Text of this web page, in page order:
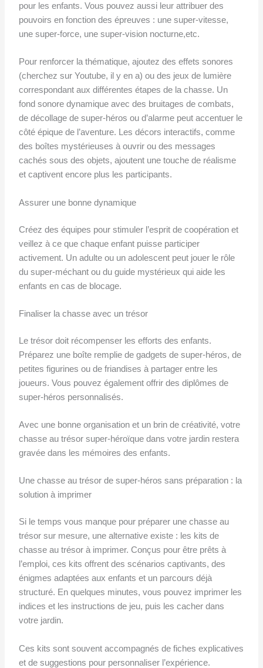
pour les enfants. Vous pouvez aussi leur attribuer des
pouvoirs en fonction des épreuves : une super-vitesse,
une super-force, une super-vision nocturne,etc.
Pour renforcer la thématique, ajoutez des effets sonores
(cherchez sur Youtube, il y en a) ou des jeux de lumière
correspondant aux différentes étapes de la chasse. Un
fond sonore dynamique avec des bruitages de combats,
de décollage de super-héros ou d’alarme peut accentuer le
côté épique de l’aventure. Les décors interactifs, comme
des boîtes mystérieuses à ouvrir ou des messages
cachés sous des objets, ajoutent une touche de réalisme
et captivent encore plus les participants.
Assurer une bonne dynamique
Créez des équipes pour stimuler l’esprit de coopération et
veillez à ce que chaque enfant puisse participer
activement. Un adulte ou un adolescent peut jouer le rôle
du super-méchant ou du guide mystérieux qui aide les
enfants en cas de blocage.
Finaliser la chasse avec un trésor
Le trésor doit récompenser les efforts des enfants.
Préparez une boîte remplie de gadgets de super-héros, de
petites figurines ou de friandises à partager entre les
joueurs. Vous pouvez également offrir des diplômes de
super-héros personnalisés.
Avec une bonne organisation et un brin de créativité, votre
chasse au trésor super-héroïque dans votre jardin restera
gravée dans les mémoires des enfants.
Une chasse au trésor de super-héros sans préparation : la
solution à imprimer
Si le temps vous manque pour préparer une chasse au
trésor sur mesure, une alternative existe : les kits de
chasse au trésor à imprimer. Conçus pour être prêts à
l’emploi, ces kits offrent des scénarios captivants, des
énigmes adaptées aux enfants et un parcours déjà
structuré. En quelques minutes, vous pouvez imprimer les
indices et les instructions de jeu, puis les cacher dans
votre jardin.
Ces kits sont souvent accompagnés de fiches explicatives
et de suggestions pour personnaliser l’expérience.